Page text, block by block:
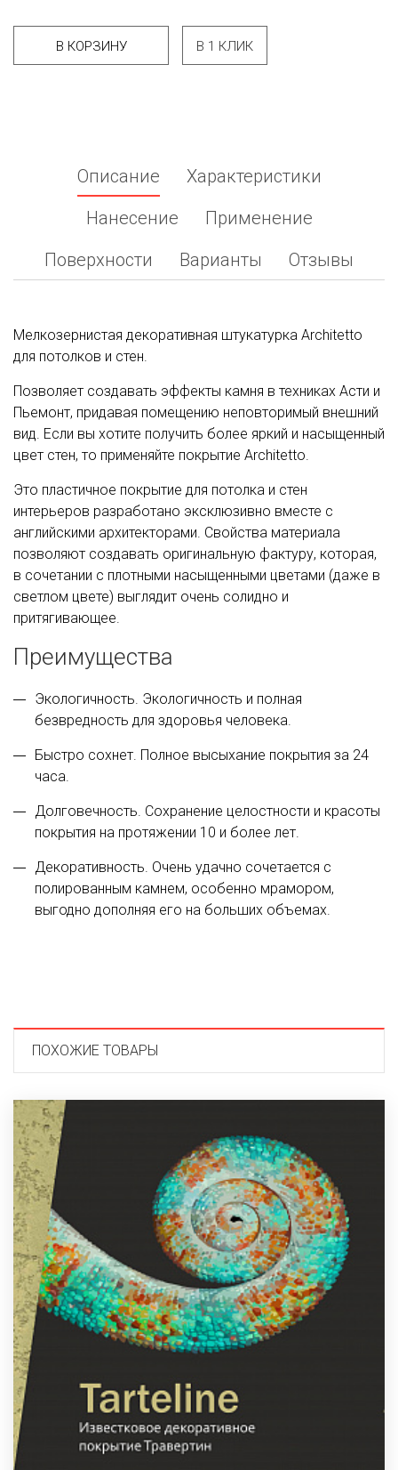
В КОРЗИНУ В 1 КЛИК
Описание
Характеристики
Нанесение
Применение
Поверхности
Варианты Отзывы
Мелкозернистая декоративная штукатурка Architetto
для потолков и стен.
Позволяет создавать эффекты камня в техниках Асти и
Пьемонт, придавая помещению неповторимый внешний
вид. Если вы хотите получить более яркий и насыщенный
цвет стен, то применяйте покрытие Architetto.
Это пластичное покрытие для потолка и стен
интерьеров разработано эксклюзивно вместе с
английскими архитекторами. Свойства материала
позволяют создавать оригинальную фактуру, которая,
в сочетании с плотными насыщенными цветами (даже в
светлом цвете) выглядит очень солидно и
притягивающее.
Преимущества
Экологичность. Экологичность и полная
безвредность для здоровья человека.
Быстро сохнет. Полное высыхание покрытия за 24
часа.
Долговечность. Сохранение целостности и красоты
покрытия на протяжении 10 и более лет.
Декоративность. Очень удачно сочетается с
полированным камнем, особенно мрамором,
выгодно дополняя его на больших объемах.
ПОХОЖИЕ ТОВАРЫ